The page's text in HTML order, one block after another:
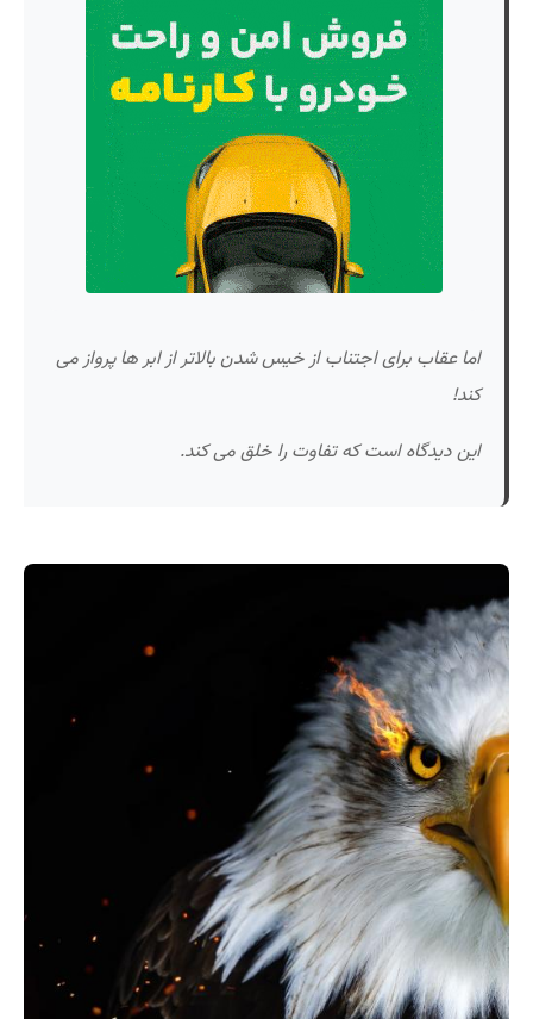
اما عقاب برای اجتناب از خیس شدن بالاتر از ابر ها پرواز می
کند!
این دیدگاه است که تفاوت را خلق می کند.